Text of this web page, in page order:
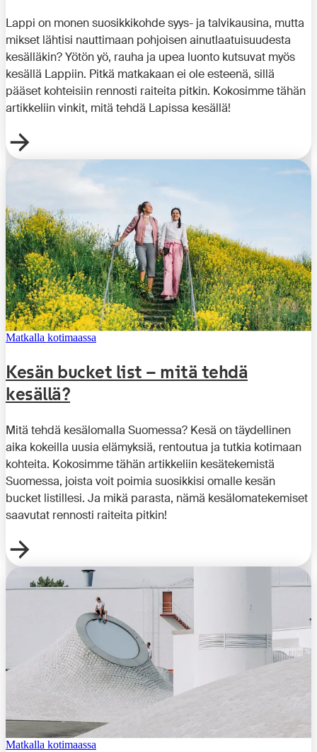
Lappi on monen suosikkikohde syys- ja talvikausina, mutta
mikset lähtisi nauttimaan pohjoisen ainutlaatuisuudesta
kesälläkin? Yötön yö, rauha ja upea luonto kutsuvat myös
kesällä Lappiin. Pitkä matkakaan ei ole esteenä, sillä
pääset kohteisiin rennosti raiteita pitkin. Kokosimme tähän
artikkeliin vinkit, mitä tehdä Lapissa kesällä!
Matkalla kotimaassa
Kesän bucket list – mitä tehdä
kesällä?
Mitä tehdä kesälomalla Suomessa? Kesä on täydellinen
aika kokeilla uusia elämyksiä, rentoutua ja tutkia kotimaan
kohteita. Kokosimme tähän artikkeliin kesätekemistä
Suomessa, joista voit poimia suosikkisi omalle kesän
bucket listillesi. Ja mikä parasta, nämä kesälomatekemiset
saavutat rennosti raiteita pitkin!
Matkalla kotimaassa